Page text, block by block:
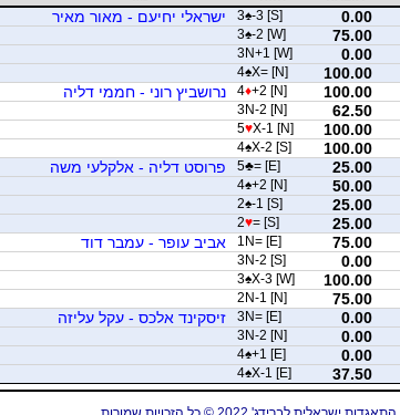
0.00
3♠-3 [S] ישראלי יחיעם - מאור מאיר
75.00
3♠-2 [W]
0.00
3N+1 [W]
100.00
4♠X= [N]
100.00
4♦+2 [N] נרושביץ רוני - חממי דליה
62.50
3N-2 [N]
100.00
5♥X-1 [N]
100.00
4♠X-2 [S]
25.00
5♣= [E] פרוסט דליה - אלקלעי משה
50.00
4♠+2 [N]
25.00
2♠-1 [S]
25.00
2♥= [S]
75.00
1N= [E] אביב עופר - עמבר דוד
0.00
3N-2 [S]
100.00
3♠X-3 [W]
75.00
2N-1 [N]
0.00
3N= [E] זיסקינד אלכס - עקל עליזה
0.00
3N-2 [N]
0.00
4♠+1 [E]
37.50
4♠X-1 [E]